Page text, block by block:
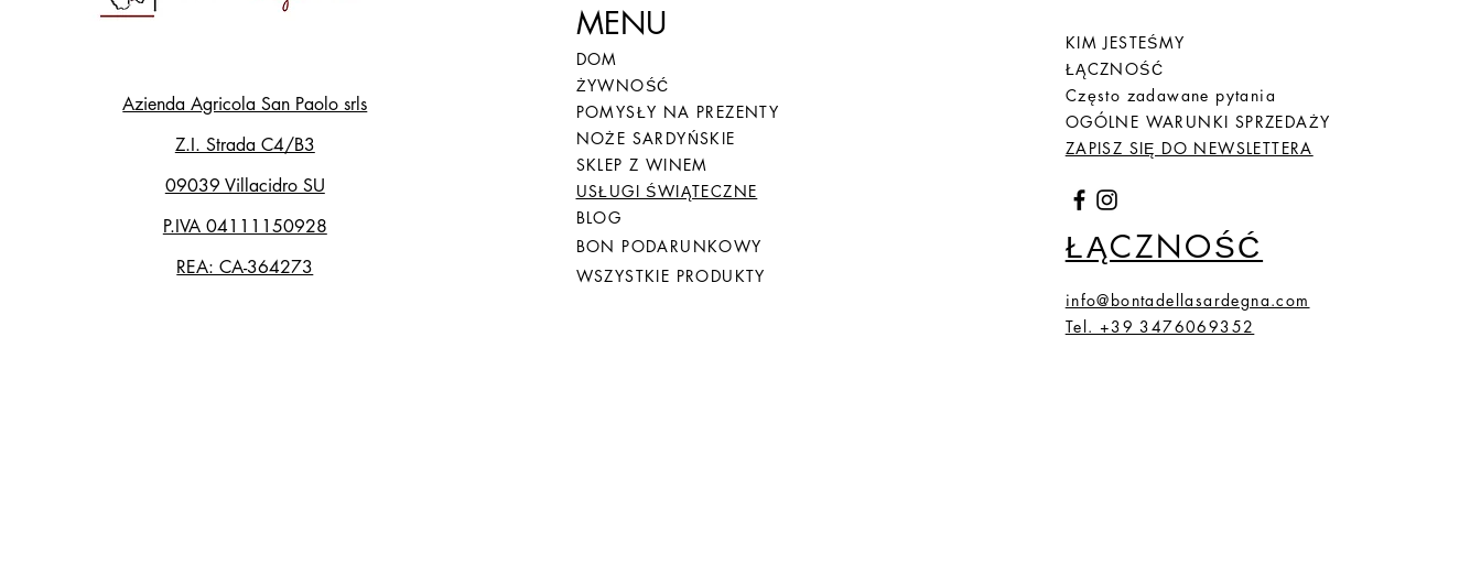
Azienda Agricola San Paolo srls
Z.I. Strada C4/B3
09039 Villacidro SU
P.IVA 04111150928
REA: CA-364273
MENU
DOM
ŻYWNOŚĆ
POMYSŁY NA PREZENTY
NOŻE SARDYŃSKIE
SKLEP Z WINEM
USŁUGI ŚWIĄTECZNE
BLOG
BON PODARUNKOWY
WSZYSTKIE PRODUKTY
KIM JESTEŚMY
ŁĄCZNOŚĆ
Często zadawane pytania
OGÓLNE WARUNKI SPRZEDAŻY
ZAPISZ SIĘ DO NEWSLETTERA
ŁĄCZNOŚĆ
info@bontadellasardegna.com
Tel. +39 3476069352